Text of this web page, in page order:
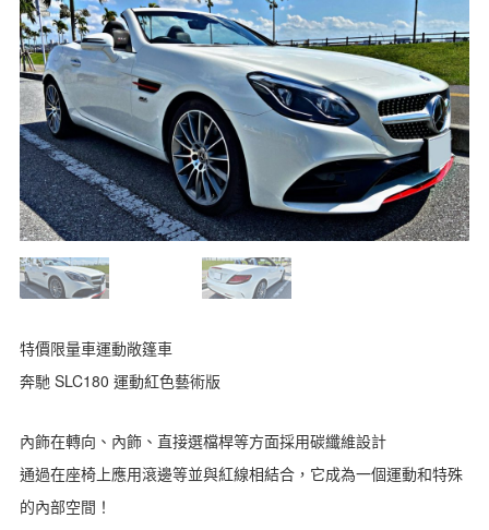
特價限量車運動敞篷車
奔馳 SLC180 運動紅色藝術版
內飾在轉向、內飾、直接選檔桿等方面採用碳纖維設計
通過在座椅上應用滾邊等並與紅線相結合，它成為一個運動和特殊
的內部空間！